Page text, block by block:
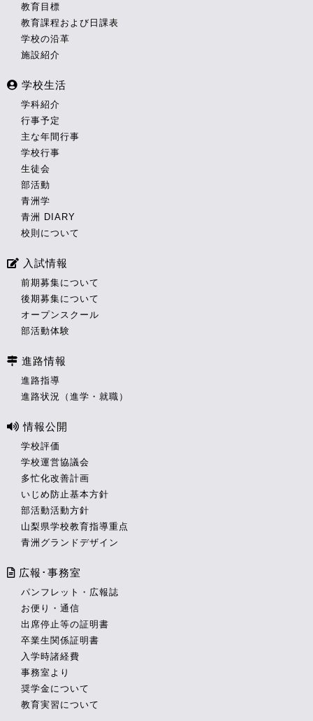
教育目標
教育課程および日課表
学校の沿革
施設紹介
学校生活
学科紹介
行事予定
主な年間行事
学校行事
生徒会
部活動
青洲学
青洲 DIARY
校則について
入試情報
前期募集について
後期募集について
オープンスクール
部活動体験
進路情報
進路指導
進路状況（進学・就職）
情報公開
学校評価
学校運営協議会
多忙化改善計画
いじめ防止基本方針
部活動活動方針
山梨県学校教育指導重点
青洲グランドデザイン
広報･事務室
パンフレット・広報誌
お便り・通信
出席停止等の証明書
卒業生関係証明書
入学時諸経費
事務室より
奨学金について
教育実習について